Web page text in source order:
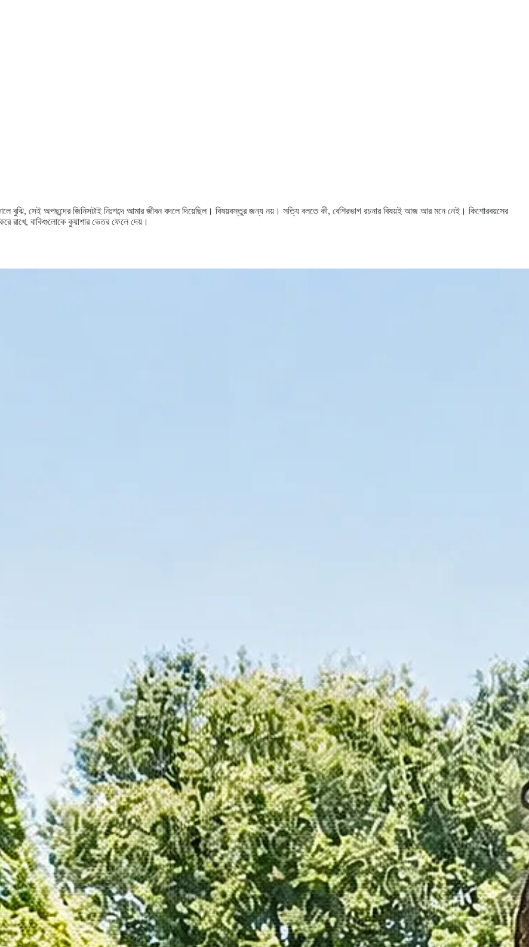
বুঝি, সেই অপছন্দের জিনিসটাই নিঃশব্দে আমার জীবন বদলে দিয়েছিল। বিষয়বস্তুর জন্য নয়। সত্যি বলতে কী, বেশিরভাগ রচনার বিষয়ই আজ আর মনে নেই। কিশোরবয়সের
রাখে, বাকিগুলোকে কুয়াশার ভেতর ফেলে দেয়।